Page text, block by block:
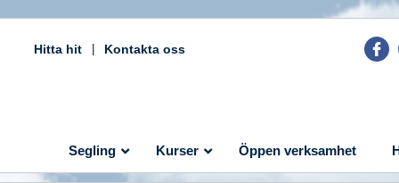
Hitta hit Kontakta oss
Segling Kurser Öppen verksamhet